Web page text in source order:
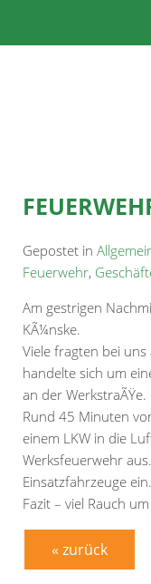
Gepostet in
Feuerwehr,
Am gestrigen
KÃ¼nske.
Viele fragten bei
handelte sich um
an der WerkstraÃŸe.
Rund 45 Minuten
einem LKW in die
Werksfeuerwehr
Einsatzfahrzeuge ein.
Fazit – viel Rauch
« zurück